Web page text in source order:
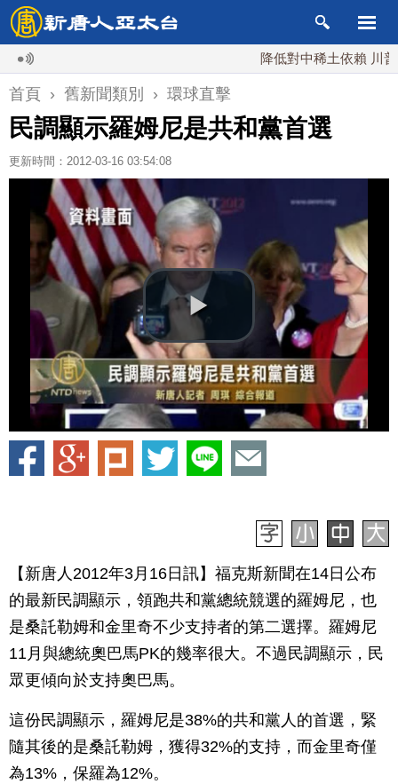
降低對中稀土依賴 川普宣
首頁 › 舊新聞類別 › 環球直擊
民調顯示羅姆尼是共和黨首選
更新時間：2012-03-16 03:54:08
【新唐人2012年3月16日訊】福克斯新聞在14日公布
的最新民調顯示，領跑共和黨總統競選的羅姆尼，也
是桑託勒姆和金里奇不少支持者的第二選擇。羅姆尼
11月與總統奧巴馬PK的幾率很大。不過民調顯示，民
眾更傾向於支持奧巴馬。
這份民調顯示，羅姆尼是38%的共和黨人的首選，緊
隨其後的是桑託勒姆，獲得32%的支持，而金里奇僅
為13%，保羅為12%。